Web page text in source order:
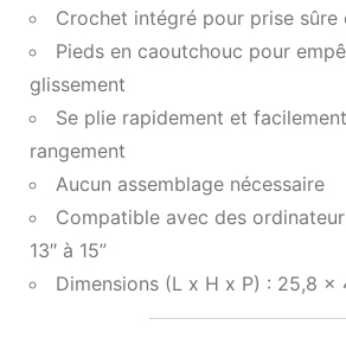
Crochet intégré pour prise sûre
Pieds en caoutchouc pour
glissement
Se plie rapidement et
rangement
Aucun assemblage nécessaire
Compatible avec des
13″ à 15”
Dimensions (L x H x P) : 25,8 x